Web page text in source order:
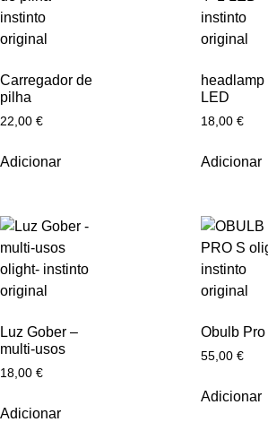
Carregador de
pilha
22,00 €
Adicionar
headlamp
LED
18,00 €
Adicionar
Luz Gober –
multi-usos
18,00 €
Adicionar
Obulb Pro
55,00 €
Adicionar